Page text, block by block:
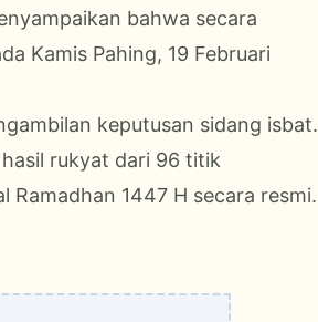
bahwa secara
Kamis Pahing, 19 Februari
keputusan sidang isbat.
rukyat dari 96 titik
Ramadhan 1447 H secara resmi.